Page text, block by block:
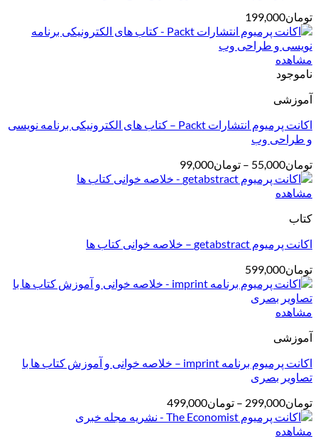
تومان199,000
مشاهده
ناموجود
آموزشی
اکانت پرمیوم انتشارات Packt – کتاب های الکترونیکی برنامه نویسی
و طراحی وب
تومان55,000
– تومان99,000
قیمت:
مشاهده
کتاب
اکانت پرمیوم getabstract – خلاصه خوانی کتاب ها
تومان599,000
مشاهده
آموزشی
اکانت پرمیوم برنامه imprint – خلاصه خوانی و آموزش کتاب ها با
تصاویر بصری
تومان299,000
– تومان499,000محدوده
قیمت:
مشاهده